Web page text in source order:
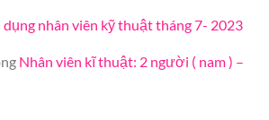
dụng nhân viên kỹ thuật tháng 7- 2023
Nhân viên kĩ thuật: 2 người ( nam ) –